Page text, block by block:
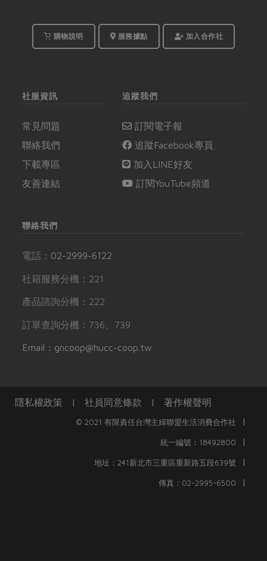
拌麵飯的加分配角，絕
對值得入手一罐。
所用。不過這麼多種
豆，其實營養成分卻是
大有區別呢。
購物說明 服務據點 加入合作社
社服資訊
常見問題
聯絡我們
下載專區
友善連結
追蹤我們
訂閱電子報
追蹤Facebook專頁
加入LINE好友
訂閱YouTube頻道
聯絡我們
電話： 02-2999-6122
社籍服務分機：221
產品諮詢分機：222
訂單查詢分機：736、739
Email：gncoop@hucc-coop.tw
隱私權政策 | 社員同意條款 | 著作權聲明
© 2021 有限責任台灣主婦聯盟生活消費合作社 |
統一編號：18492800 |
地址：241新北市三重區重新路五段639號 |
傳真：02-2995-6500 |